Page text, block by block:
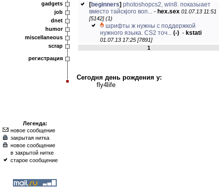
gadgets
job
dnet
humor
miscellaneous
scrap
регистрация
Легенда:
новое сообщение
закрытая нитка
новое сообщение
в закрытой нитке
старое сообщение
[beginners] photoshopcs2, win8. показыает
вместо тайскjого воп... - hex.sex 01.07.13 11:51
[5142] (1)
шрифты ж нужны с поддержкой
нужного языка. CS2 точ... (-) - kstati
01.07.13 17:25 [7891]
1
Сегодня день рождения у:
fly4life